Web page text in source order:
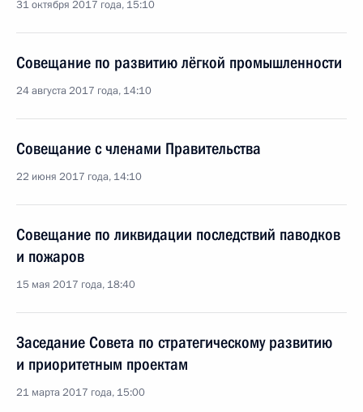
31 октября 2017 года, 15:10
Совещание по развитию лёгкой промышленности
24 августа 2017 года, 14:10
Совещание с членами Правительства
22 июня 2017 года, 14:10
Совещание по ликвидации последствий паводков
и пожаров
15 мая 2017 года, 18:40
Заседание Совета по стратегическому развитию
и приоритетным проектам
21 марта 2017 года, 15:00